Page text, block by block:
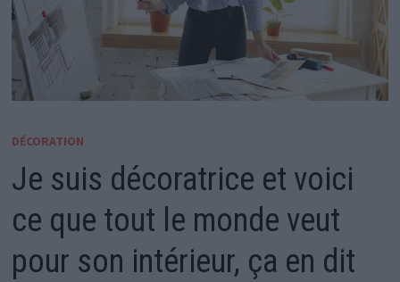
DÉCORATION
Je suis décoratrice et voici
ce que tout le monde veut
pour son intérieur, ça en dit